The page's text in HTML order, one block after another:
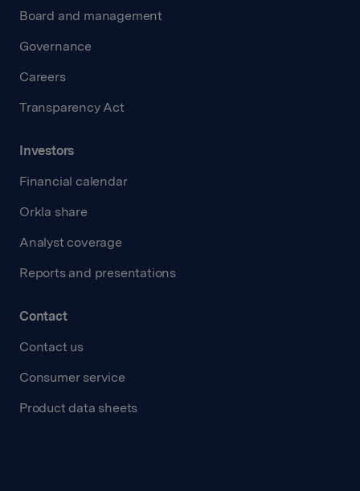
Board and management
Governance
Careers
Transparency Act
Investors
Financial calendar
Orkla share
Analyst coverage
Reports and presentations
Contact
Contact us
Consumer service
Product data sheets